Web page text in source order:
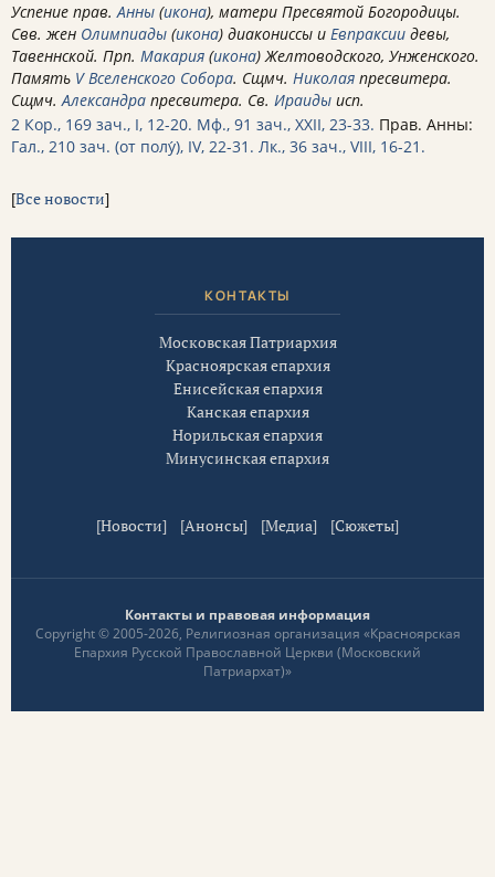
Успение прав.Анны (икона), матери Пресвятой Богородицы.
Свв. жен Олимпиады (икона) диакониссы и Евпраксии девы,
Тавеннской. Прп. Макария (икона) Желтоводского, Унженского.
Память V Вселенского Собора. Сщмч. Николая пресвитера.
Сщмч.Александра пресвитера. Св. Ираиды исп.
2 Кор., 169 зач., I, 12-20. Мф., 91 зач., XXII, 23-33. Прав. Анны:
Гал., 210 зач. (от полу́), IV, 22-31. Лк., 36 зач., VIII, 16-21.
[Все новости]
КОНТАКТЫ
Московская Патриархия
Красноярская епархия
Енисейская епархия
Канская епархия
Норильская епархия
Минусинская епархия
[Новости] [Анонсы] [Медиа] [Сюжеты]
Контакты и правовая информация
Copyright © 2005-2026, Религиозная организация «Красноярская
Епархия Русской Православной Церкви (Московский
Патриархат)»